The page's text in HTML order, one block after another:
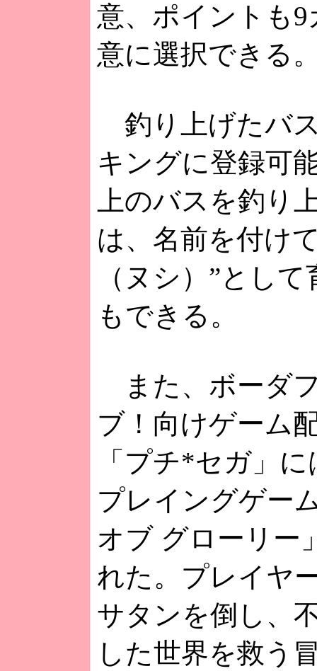
意、ポイントも
意に選択できる
釣り上げたバ
キングに登録可
上のバスを釣り
は、名前を付け
（ヌシ）”とし
もできる。
また、ボーダ
ブ！向けゲーム
「プチ*セガ」
プレイングゲー
オブ グローリー
れた。プレイヤ
サタンを倒し、
した世界を救う